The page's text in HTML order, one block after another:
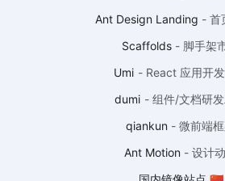
Ant Design Landing - 首
Scaffolds - 脚手架
Umi - React 应用开
dumi - 组件/文档研
qiankun - 微前端
Ant Motion - 设计